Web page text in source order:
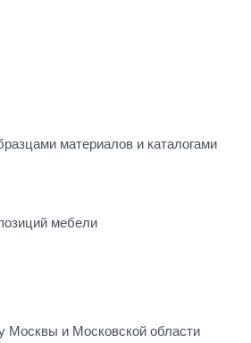
материалов и каталогами
мебели
Москвы и Московской области